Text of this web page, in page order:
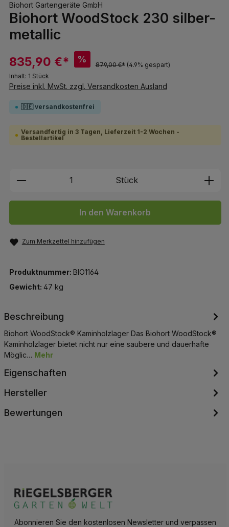
Biohort Gartengeräte GmbH
Biohort WoodStock 230 silber-
metallic
835,90 €* %
879,00 €* (4.9% gespart)
Inhalt: 1 Stück
Preise inkl. MwSt. zzgl. Versandkosten Ausland
🇩🇪 versandkostenfrei
Versandfertig in 3 Tagen, Lieferzeit 1-2 Wochen -
Bestellartikel
Produkt Anzahl: Gib den
Stück
In den Warenkorb
Zum Merkzettel hinzufügen
Produktnummer: BIO1164
Gewicht: 47 kg
Beschreibung
Biohort WoodStock® Kaminholzlager Das Biohort WoodStock®
Kaminholzlager bietet nicht nur eine saubere und dauerhafte
Möglic… Mehr
Eigenschaften
Hersteller
Bewertungen
Abonnieren Sie den kostenlosen Newsletter und verpassen